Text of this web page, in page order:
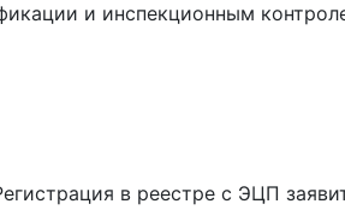
и инспекционным
в реестре с ЭЦП